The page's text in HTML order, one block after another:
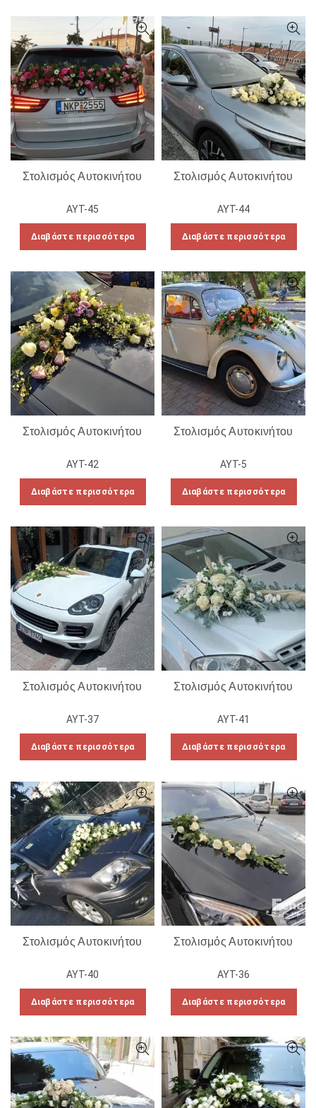
Στολισμός Αυτοκινήτου
ΑΥΤ-45
Διαβάστε περισσότερα
Στολισμός Αυτοκινήτου
ΑΥΤ-44
Διαβάστε περισσότερα
Στολισμός Αυτοκινήτου
ΑΥΤ-42
Διαβάστε περισσότερα
Στολισμός Αυτοκινήτου
ΑΥΤ-5
Διαβάστε περισσότερα
Στολισμός Αυτοκινήτου
ΑΥΤ-37
Διαβάστε περισσότερα
Στολισμός Αυτοκινήτου
ΑΥΤ-41
Διαβάστε περισσότερα
Στολισμός Αυτοκινήτου
ΑΥΤ-40
Διαβάστε περισσότερα
Στολισμός Αυτοκινήτου
ΑΥΤ-36
Διαβάστε περισσότερα